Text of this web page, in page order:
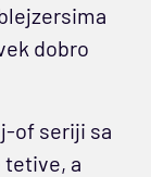
dobro
of seriji sa
tetive, a